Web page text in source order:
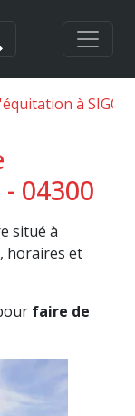
à
04300
situé à
horaires et
faire de